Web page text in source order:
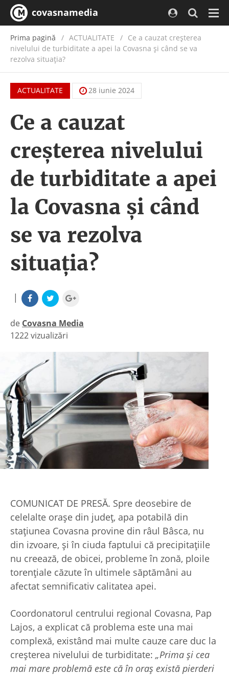
covasnamedia
Prima pagină ACTUALITATE / Ce a cauzat creșterea
nivelului de turbiditate a apei la Covasna și când se va
rezolva situația?
ACTUALITATE 28 iunie 2024
Ce a cauzat
creșterea nivelului
de turbiditate a apei
la Covasna și când
se va rezolva
situația?
|
de Covasna Media
|
1222 vizualizări
COMUNICAT DE PRESĂ. Spre deosebire de
celelalte orașe din județ, apa potabilă din
stațiunea Covasna provine din râul Bâsca, nu
din izvoare, și în ciuda faptului că precipitațiile
nu creează, de obicei, probleme în zonă, ploile
torențiale căzute în ultimele săptămâni au
afectat semnificativ calitatea apei.
Coordonatorul centrului regional Covasna, Pap
Lajos, a explicat că problema este una mai
complexă, existând mai multe cauze care duc la
creșterea nivelului de turbiditate: „Prima și cea
mai mare problemă este că în oraș există pierderi